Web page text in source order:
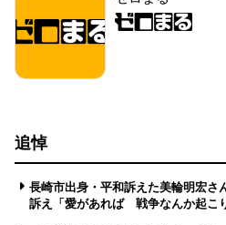
追悼
長崎市出身・平和訴えた美輪明宏
訴え「愛があれば 戦争なんか起こ